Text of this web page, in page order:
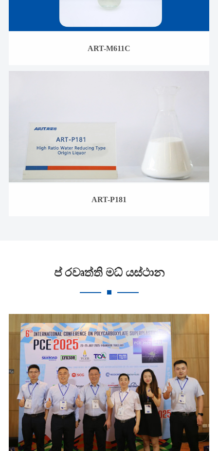
ART-M611C
ART-P181
ප් රවෘත්ති මධ් යස්ථාන